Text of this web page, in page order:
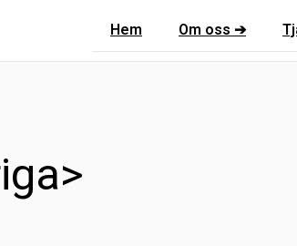
Hem Om oss ➔